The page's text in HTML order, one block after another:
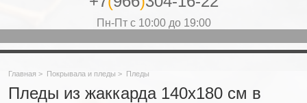
Пн-Пт с 10:00 до 19:00
Главная > Покрывала и пледы > Пледы
Пледы из жаккарда 140х180 см в